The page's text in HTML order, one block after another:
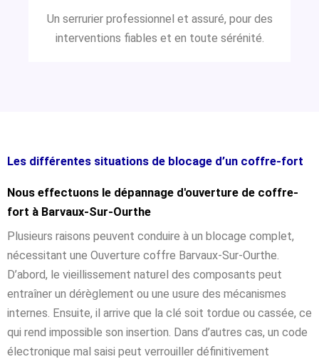
Un serrurier professionnel et assuré, pour des
interventions fiables et en toute sérénité.
Les différentes situations de blocage d’un coffre-fort
Nous effectuons le dépannage d'ouverture de coffre-
fort à Barvaux-Sur-Ourthe
Plusieurs raisons peuvent conduire à un blocage complet,
nécessitant une Ouverture coffre Barvaux-Sur-Ourthe.
D’abord, le vieillissement naturel des composants peut
entraîner un dérèglement ou une usure des mécanismes
internes. Ensuite, il arrive que la clé soit tordue ou cassée, ce
qui rend impossible son insertion. Dans d’autres cas, un code
électronique mal saisi peut verrouiller définitivement